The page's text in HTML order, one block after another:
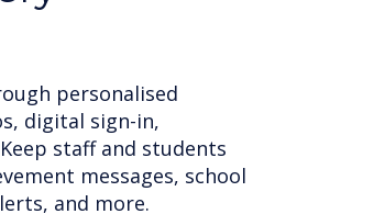
large targeted audience
web pages, RSS feeds,
choose from